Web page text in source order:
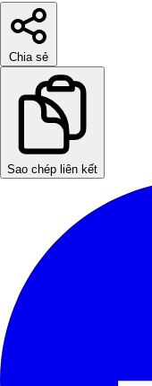
Chia sẻ
Sao chép liên kết